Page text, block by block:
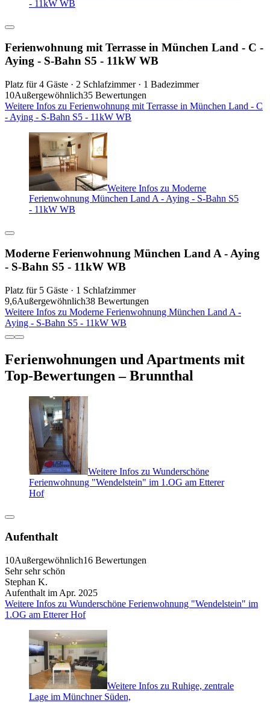
- 11kW WB
Ferienwohnung mit Terrasse in München Land - C -
Aying - S-Bahn S5 - 11kW WB
Platz für 4 Gäste · 2 Schlafzimmer · 1 Badezimmer
10Außergewöhnlich35 Bewertungen
Weitere Infos zu Ferienwohnung mit Terrasse in München Land - C
- Aying - S-Bahn S5 - 11kW WB
Weitere Infos zu Moderne
Ferienwohnung München Land A - Aying - S-Bahn S5
- 11kW WB
Moderne Ferienwohnung München Land A - Aying
- S-Bahn S5 - 11kW WB
Platz für 5 Gäste · 1 Schlafzimmer
9,6Außergewöhnlich38 Bewertungen
Weitere Infos zu Moderne Ferienwohnung München Land A -
Aying - S-Bahn S5 - 11kW WB
Ferienwohnungen und Apartments mit
Top-Bewertungen – Brunnthal
Weitere Infos zu Wunderschöne
Ferienwohnung "Wendelstein" im 1.OG am Etterer
Hof
Aufenthalt
10Außergewöhnlich16 Bewertungen
Sehr sehr schön
Stephan K.
Aufenthalt im Apr. 2025
Weitere Infos zu Wunderschöne Ferienwohnung "Wendelstein" im
1.OG am Etterer Hof
Weitere Infos zu Ruhige, zentrale
Lage im Münchner Süden,